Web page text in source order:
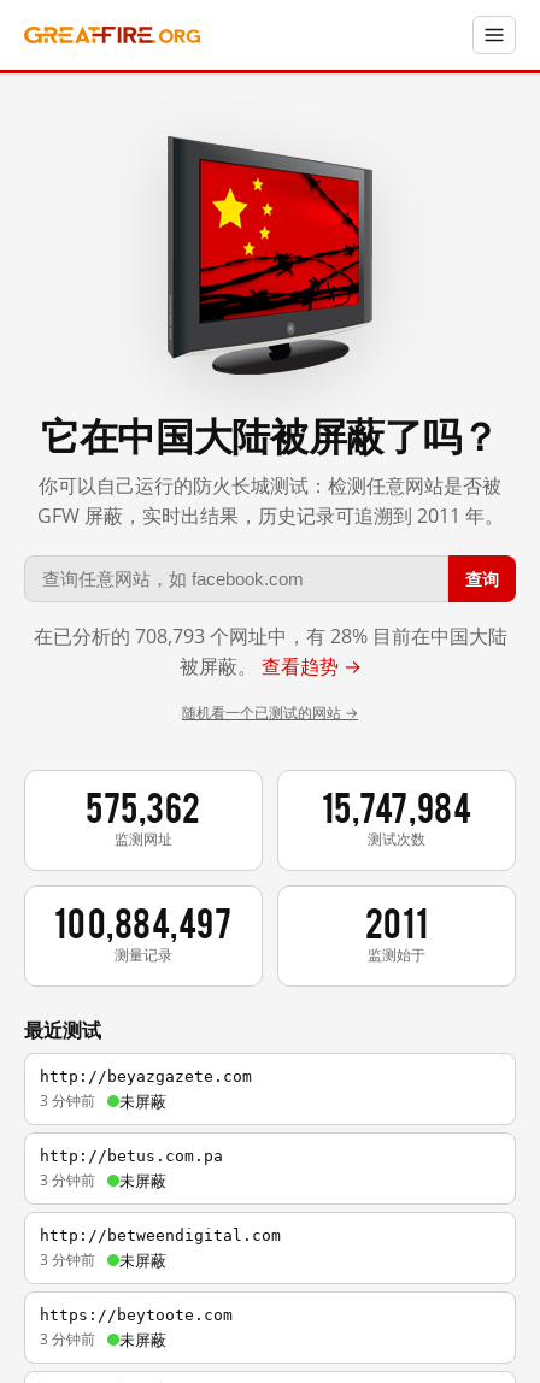
它在中国大陆被屏蔽了吗？
你可以自己运行的防火长城测试：检测任意网站是否被
GFW 屏蔽，实时出结果，历史记录可追溯到 2011 年。
查询
在已分析的 708,793 个网址中，有 28% 目前在中国大陆
被屏蔽。 查看趋势 →
随机看一个已测试的网站 →
575,362
监测网址
15,747,984
测试次数
100,884,497
测量记录
2011
监测始于
最近测试
http://beyazgazete.com
3 分钟前 未屏蔽
http://betus.com.pa
3 分钟前 未屏蔽
http://betweendigital.com
3 分钟前 未屏蔽
https://beytoote.com
3 分钟前 未屏蔽